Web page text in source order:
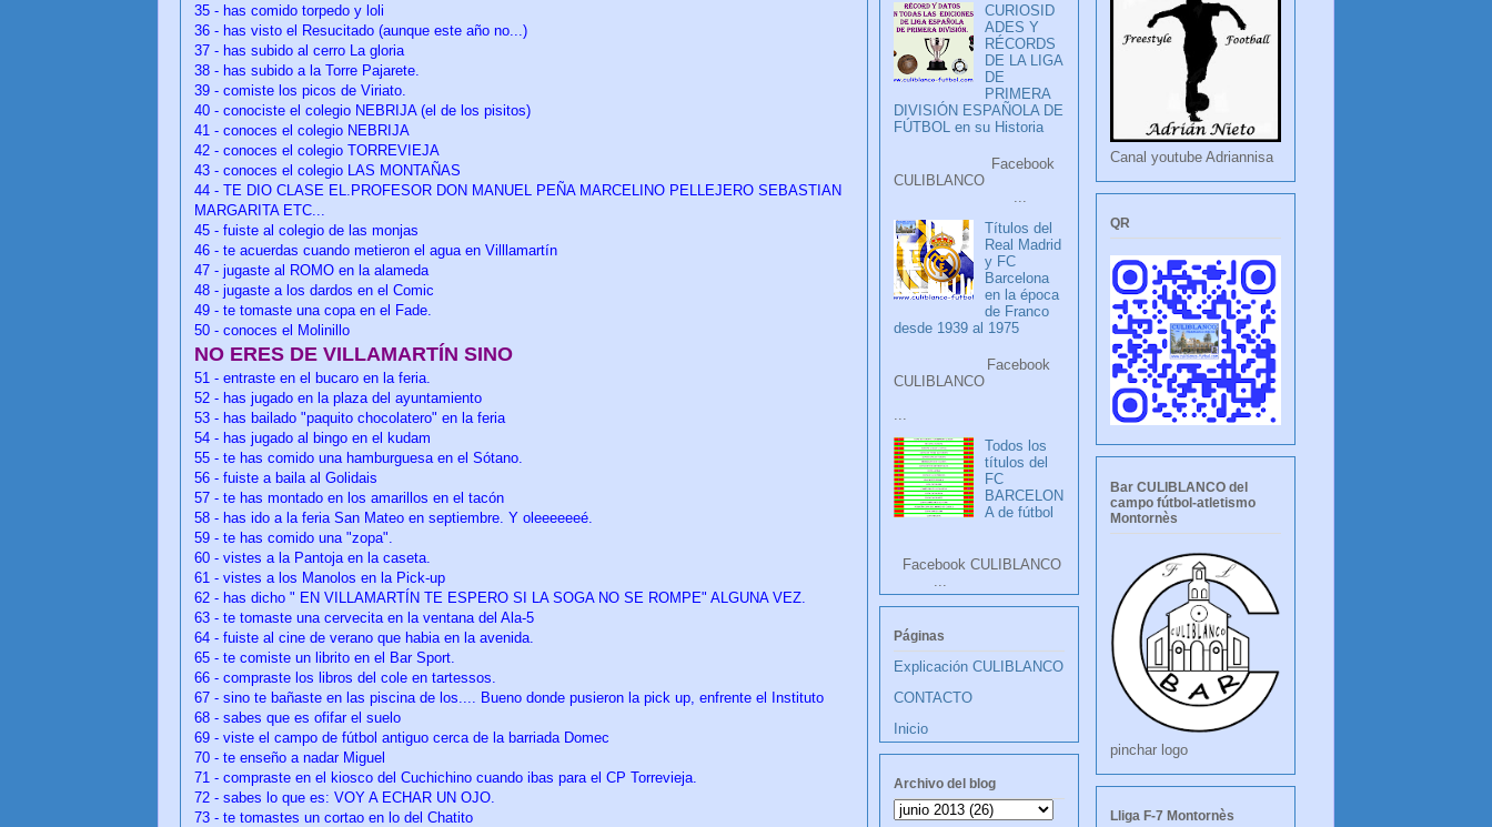
35 - has comido torpedo y loli
36 - has visto el Resucitado (aunque este año no...)
37 - has subido al cerro La gloria
38 - has subido a la Torre Pajarete.
39 - comiste los picos de Viriato.
40 - conociste el colegio NEBRIJA (el de los pisitos)
41 - conoces el colegio NEBRIJA
42 - conoces el colegio TORREVIEJA
43 - conoces el colegio LAS MONTAÑAS
44 - TE DIO CLASE EL.PROFESOR DON MANUEL PEÑA MARCELINO PELLEJERO SEBASTIAN
MARGARITA ETC...
45 - fuiste al colegio de las monjas
46 - te acuerdas cuando metieron el agua en Villlamartín
47 - jugaste al ROMO en la alameda
48 - jugaste a los dardos en el Comic
49 - te tomaste una copa en el Fade.
50 - conoces el Molinillo
NO ERES DE VILLAMARTÍN SINO
51 - entraste en el bucaro en la feria.
52 - has jugado en la plaza del ayuntamiento
53 - has bailado "paquito chocolatero" en la feria
54 - has jugado al bingo en el kudam
55 - te has comido una hamburguesa en el Sótano.
56 - fuiste a baila al Golidais
57 - te has montado en los amarillos en el tacón
58 - has ido a la feria San Mateo en septiembre. Y oleeeeeeé.
59 - te has comido una "zopa".
60 - vistes a la Pantoja en la caseta.
61 - vistes a los Manolos en la Pick-up
62 - has dicho " EN VILLAMARTÍN TE ESPERO SI LA SOGA NO SE ROMPE" ALGUNA VEZ.
63 - te tomaste una cervecita en la ventana del Ala-5
64 - fuiste al cine de verano que habia en la avenida.
65 - te comiste un librito en el Bar Sport.
66 - compraste los libros del cole en tartessos.
67 - sino te bañaste en las piscina de los.... Bueno donde pusieron la pick up, enfrente el Instituto
68 - sabes que es ofifar el suelo
69 - viste el campo de fútbol antiguo cerca de la barriada Domec
70 - te enseño a nadar Miguel
71 - compraste en el kiosco del Cuchichino cuando ibas para el CP Torrevieja.
72 - sabes lo que es: VOY A ECHAR UN OJO.
73 - te tomastes un cortao en lo del Chatito
CURIOSID
ADES Y
RÉCORDS
DE LA LIGA
DE
PRIMERA
DIVISIÓN ESPAÑOLA DE
FÚTBOL en su Historia
Facebook
CULIBLANCO
...
Títulos del
Real Madrid
y FC
Barcelona
en la época
de Franco
desde 1939 al 1975
Facebook
CULIBLANCO
Todos los
títulos del
FC
BARCELON
A de fútbol
Facebook CULIBLANCO
...
Páginas
Explicación CULIBLANCO
CONTACTO
Inicio
Archivo del blog
Canal youtube Adriannisa
QR
Bar CULIBLANCO del
campo fútbol-atletismo
Montornès
pinchar logo
Lliga F-7 Montornès